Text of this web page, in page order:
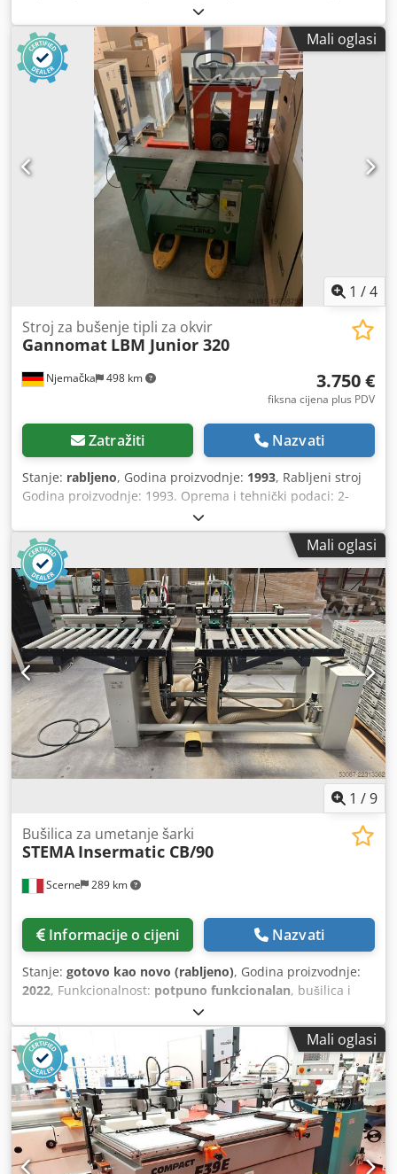
Mbr.: 121627 Snaga motora: 1,5 kW Brzina motora: 2800
o/min 1 greda za bušenje sa 26 vretena, središnji razmak
32 mm 3 uređaja za držanje 1 nožni prekidač Dostupnost:
kratkoročno Mjesto: Röllbach
Mali oglasi
1 /4
Njemačka 498 km
Stroj za bušenje tipli za okvir
Gannomat LBM Junior 320
3.750 €
fiksna cijena plus PDV
Zatražiti Nazvati
Stanje: rabljeno, Godina proizvodnje: 1993, Rabljeni stroj
Godina proizvodnje: 1993. Oprema i tehnički podaci: 2-
čeljusna bušilica za prihvat osovine do 20 mm Pneumatsko
podešavanje pozicije na 2 razine 0-100 mm Maks. dubina
bušenja 150 mm Precizna rešetkasta šina 12 mm Cedpfx
Aow I Uy Tebgorf Centralno zaključavanje i poprečno
podešavanje 2 pneumatska sigurnosna stezna cilindra
Motor 1,5 kW Brzina vrtnje 2800 o/min Uređaj za bušenje
dugih rupa spuštajući s 2 programska graničnika Težina
stroja cca 310 kg Dimenzije stroja (ŠxDxV) 1100 x 1100 x
1500 mm (bez graničnika) Dostupnost: odmah Lokacija:
Röllbach
Mali oglasi
1 /9
Scerne 289 km
Bušilica za umetanje šarki
STEMA Insermatic CB/90
Informacije o cijeni Nazvati
Stanje: gotovo kao novo (rabljeno), Godina proizvodnje:
2022, Funkcionalnost: potpuno funkcionalan, bušilica i
stroj za ugradnju šarki Codpfx Abjzk Tpwogjrf
Mali oglasi